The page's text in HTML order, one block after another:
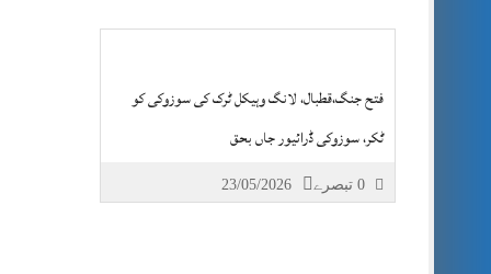
فتح جنگ،قطبال، لانگ وہیکل ٹرک کی سوزوکی کو
ٹکر، سوزوکی ڈرائیور جاں بحق
23/05/2026